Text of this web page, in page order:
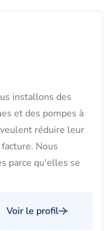
installons des
et des pompes à
réduire leur
Nous
parce qu'elles se
Voir le profil